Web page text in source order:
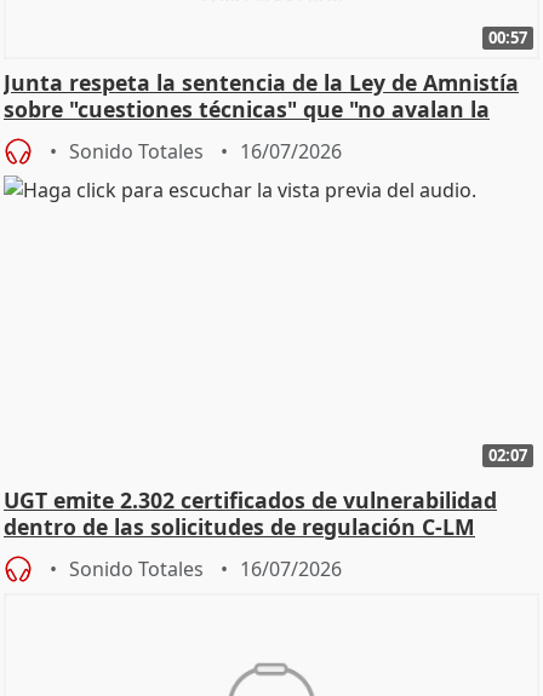
00:57
Junta respeta la sentencia de la Ley de Amnistía
sobre "cuestiones técnicas" que "no avalan la
const
Sonido Totales 16/07/2026
02:07
UGT emite 2.302 certificados de vulnerabilidad
dentro de las solicitudes de regulación C-LM
Sonido Totales 16/07/2026